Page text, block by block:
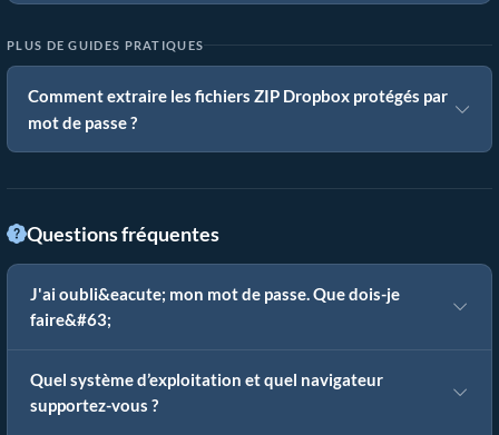
PLUS DE GUIDES PRATIQUES
Comment extraire les fichiers ZIP Dropbox protégés par
mot de passe ?
Questions fréquentes
J'ai oubli&eacute; mon mot de passe. Que dois-je
faire&#63;
Quel système d’exploitation et quel navigateur
supportez-vous ?